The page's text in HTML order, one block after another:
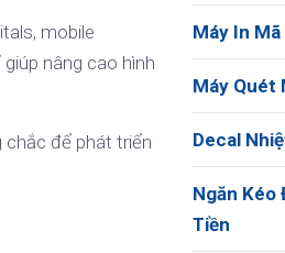
mobile
nâng cao hình
chắc để phát triển
Máy In Mã
Máy Quét
Decal
Ngăn Kéo
Tiền